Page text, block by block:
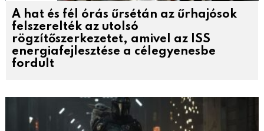
A hat és fél órás űrsétán az űrhajósok
felszerelték az utolsó
rögzítőszerkezetet, amivel az ISS
energiafejlesztése a célegyenesbe
fordult